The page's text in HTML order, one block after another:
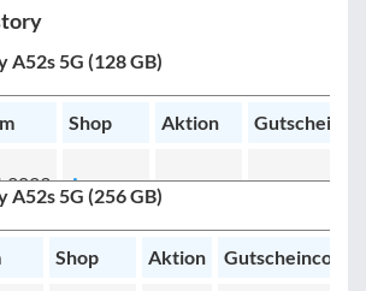
A52s 5G (128 GB)
Shop Aktion
Amazon –
eBay –
A52s 5G (256 GB)
Shop Aktion Gutscheincode